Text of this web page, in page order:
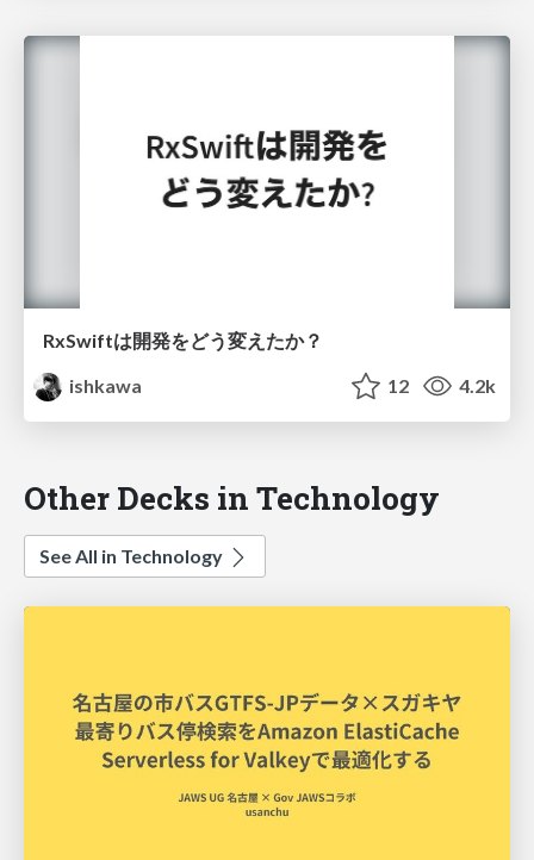
RxSwiftは開発をどう変えたか？
ishkawa
12 4.2k
Other Decks in Technology
See All in Technology